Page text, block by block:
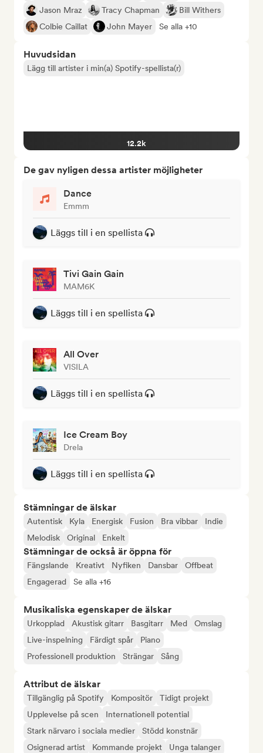
Jason Mraz
Tracy Chapman
Bill Withers
Colbie Caillat
John Mayer Se alla +10
Huvudsidan
Lägg till artister i min(a) Spotify-spellista(r)
12.2k
De gav nyligen dessa artister möjligheter
Dance
Emmm
Läggs till i en spellista
Tivi Gain Gain
MAM6K
Läggs till i en spellista
All Over
VISILA
Läggs till i en spellista
Ice Cream Boy
Drela
Läggs till i en spellista
Stämningar de älskar
Autentisk Kyla Energisk Fusion Bra vibbar
Indie
Melodisk
Original Enkelt
Stämningar de också är öppna för
Fängslande Kreativt Nyfiken Dansbar
Offbeat
Engagerad
Se alla +16
Musikaliska egenskaper de älskar
Urkopplad Akustisk gitarr Basgitarr Med
Omslag
Live-inspelning
Färdigt spår
Piano
Professionell produktion
Strängar Sång
Attribut de älskar
Tillgänglig på Spotify Kompositör
Tidigt projekt
Upplevelse på scen
Internationell potential
Stark närvaro i sociala medier
Stödd konstnär
Osignerad artist
Kommande projekt Unga talanger